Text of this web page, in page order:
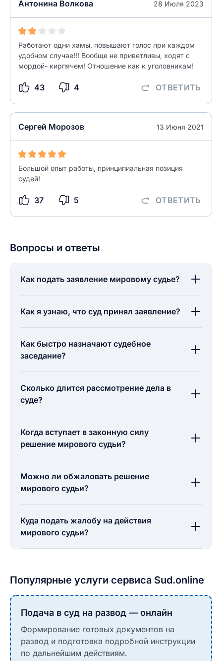
Антонина Волкова 28 Июля 2023
Работают одни хамы, повышают голос при каждом
удобном случае!!! Вообще не приветливы, ходят с
мордой- кирпячем! Отношение как к уголовникам!
43 4 ОТВЕТИТЬ
Сергей Морозов 13 Июня 2021
Большой опыт работы, принципиальная позиция
судей!
37 5 ОТВЕТИТЬ
0/500
Как вы оцените судебный участок?
разрешить публикацию отзыва
Введите свой номер телефона
Ответ на отзыв
Вопросы и ответы
Как подать заявление мировому судье?
Как я узнаю, что суд принял заявление?
Как быстро назначают судебное
заседание?
Сколько длится рассмотрение дела в
суде?
Когда вступает в законную силу
решение мирового судьи?
Можно ли обжаловать решение
мирового судьи?
Куда подать жалобу на действия
мирового судьи?
Популярные услуги сервиса Sud.online
Подача в суд на развод — онлайн
Формирование готовых документов на
развод и подготовка подробной инструкции
по дальнейшим действиям.
Название населенного пункта
ЗАКРЫТЬ СОХРАНИТЬ